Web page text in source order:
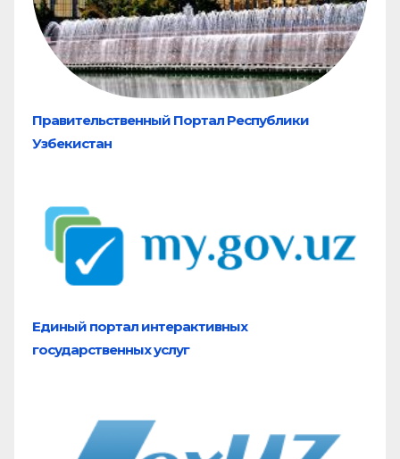
Правительственный Портал Республики
Узбекистан
Единый портал интерактивных
государственных услуг